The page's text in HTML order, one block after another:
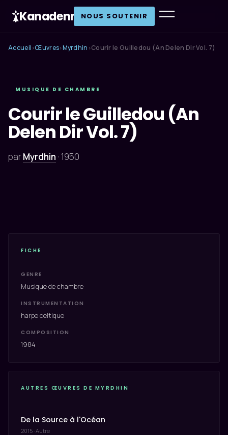
Kanadenn NOUS SOUTENIR
Accueil ›Œuvres›Myrdhin ›Courir le Guilledou (An Delen Dir Vol. 7)
MUSIQUE DE CHAMBRE
Courir le Guilledou (An
Delen Dir Vol. 7)
parMyrdhin · 1950
FICHE
GENRE
Musique de chambre
INSTRUMENTATION
harpe celtique
COMPOSITION
1984
AUTRES ŒUVRES DE MYRDHIN
De la Source à l'Océan
2015 · Autre